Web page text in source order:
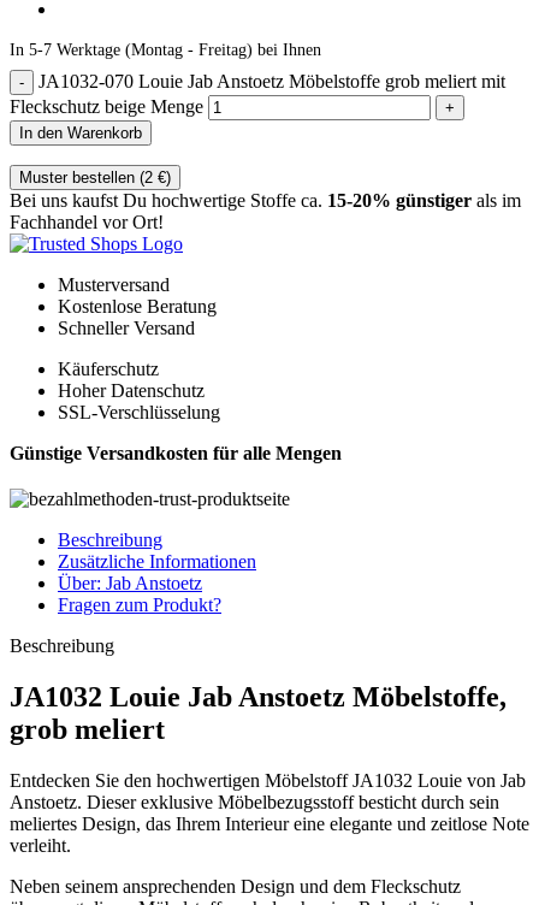
In 5-7 Werktage (Montag - Freitag) bei Ihnen
JA1032-070 Louie Jab Anstoetz Möbelstoffe grob meliert mit
Fleckschutz beige Menge
In den Warenkorb
Muster bestellen (2 €)
Bei uns kaufst Du hochwertige Stoffe ca. 15-20% günstiger als im
Fachhandel vor Ort!
Musterversand
Kostenlose Beratung
Schneller Versand
Käuferschutz
Hoher Datenschutz
SSL-Verschlüsselung
Günstige Versandkosten für alle Mengen
Beschreibung
Zusätzliche Informationen
Über: Jab Anstoetz
Fragen zum Produkt?
Beschreibung
JA1032 Louie Jab Anstoetz Möbelstoffe,
grob meliert
Entdecken Sie den hochwertigen Möbelstoff JA1032 Louie von Jab
Anstoetz. Dieser exklusive Möbelbezugsstoff besticht durch sein
meliertes Design, das Ihrem Interieur eine elegante und zeitlose Note
verleiht.
Neben seinem ansprechenden Design und dem Fleckschutz